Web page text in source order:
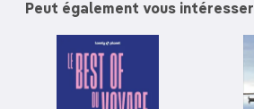
Peut également vous intéresser